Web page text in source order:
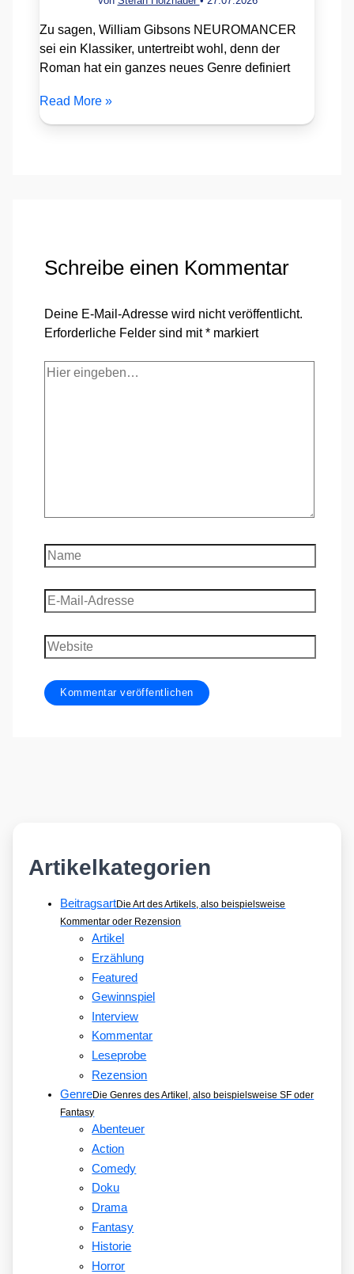
Zu sagen, William Gibsons NEUROMANCER
sei ein Klassiker, untertreibt wohl, denn der
Roman hat ein ganzes neues Genre definiert
Read More »
Schreibe einen Kommentar
Deine E-Mail-Adresse wird nicht veröffentlicht.
Erforderliche Felder sind mit* markiert
Hier
Name
E-
Mail-
Adresse
Website
Artikelkategorien
BeitragsartDie Art des Artikels, also beispielsweise
Kommentar oder Rezension
Artikel
Erzählung
Featured
Gewinnspiel
Interview
Kommentar
Leseprobe
Rezension
GenreDie Genres des Artikel, also beispielsweise SF oder
Fantasy
Abenteuer
Action
Comedy
Doku
Drama
Fantasy
Historie
Horror